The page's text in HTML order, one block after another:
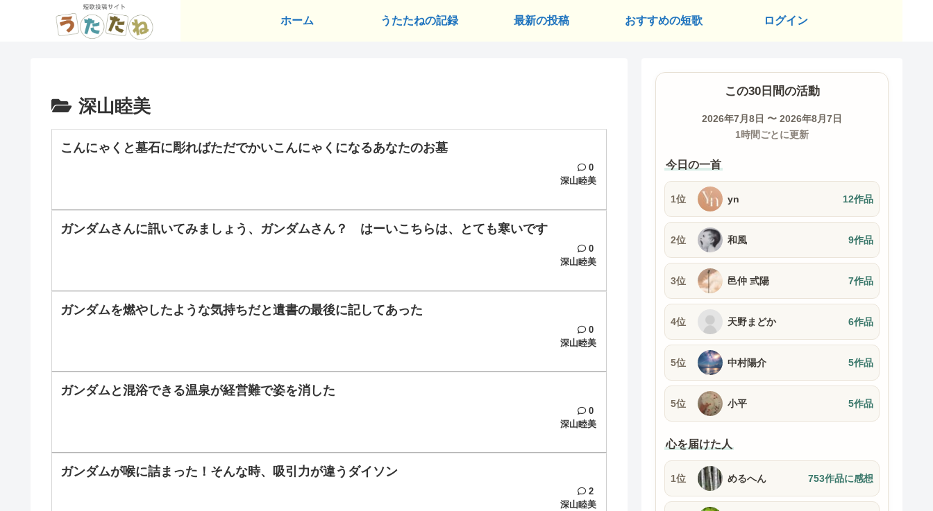
ホーム うたたねの記録 最新の投稿 おすすめの短歌 ログイン
深山睦美
こんにゃくと墓石に彫ればただでかいこんにゃくになるあなたのお墓
0
深山睦美
ガンダムさんに訊いてみましょう、ガンダムさん？ はーいこちらは、とても寒いです
0
深山睦美
ガンダムを燃やしたような気持ちだと遺書の最後に記してあった
0
深山睦美
ガンダムと混浴できる温泉が経営難で姿を消した
0
深山睦美
ガンダムが喉に詰まった！そんな時、吸引力が違うダイソン
2
深山睦美
この30日間の活動
2026年7月8日 〜 2026年8月7日
1時間ごとに更新
今日の一首
1位 yn 12作品
2位 和風 9作品
3位 邑仲 弎陽 7作品
4位 天野まどか 6作品
5位 中村陽介 5作品
5位 小平 5作品
心を届けた人
1位 めるへん 753作品に感想